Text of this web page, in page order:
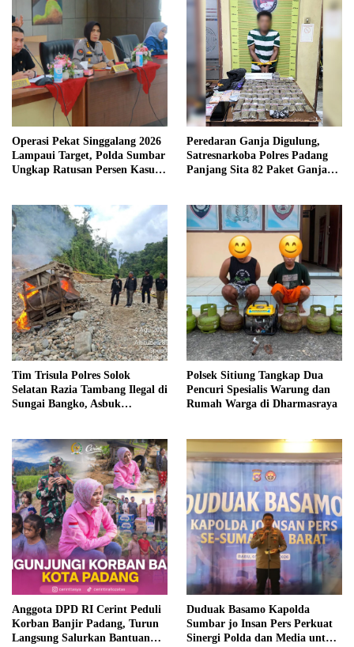
Operasi Pekat Singgalang 2026
Lampaui Target, Polda Sumbar
Ungkap Ratusan Persen Kasus
Peredaran Ganja Digulung,
Satresnarkoba Polres Padang
Panjang Sita 82 Paket Ganja
Tim Trisula Polres Solok
Selatan Razia Tambang Ilegal di
Sungai Bangko, Asbuk
Polsek Sitiung Tangkap Dua
Pencuri Spesialis Warung dan
Rumah Warga di Dharmasraya
Anggota DPD RI Cerint Peduli
Korban Banjir Padang, Turun
Langsung Salurkan Bantuan
Duduak Basamo Kapolda
Sumbar jo Insan Pers Perkuat
Sinergi Polda dan Media untuk